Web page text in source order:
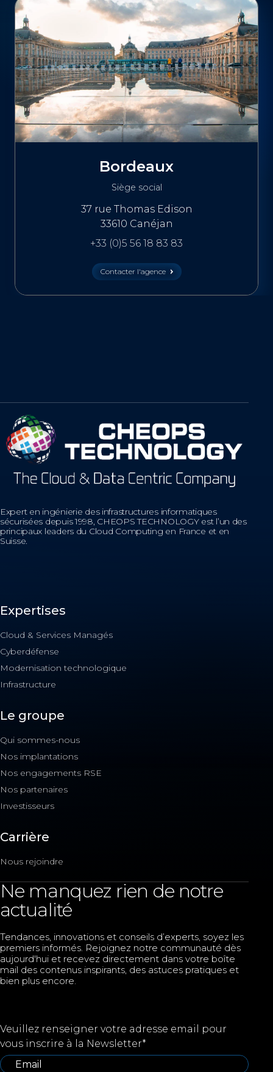
Bordeaux
Siège social
37 rue Thomas Edison
33610 Canéjan
+33 (0)5 56 18 83 83
Contacter l'agence
Expert en ingénierie des infrastructures informatiques
sécurisées depuis 1998, CHEOPS TECHNOLOGY est l’un des
principaux leaders du Cloud Computing en France et en
Suisse.
Expertises
Cloud & Services Managés
Cyberdéfense
Modernisation technologique
Infrastructure
Le groupe
Qui sommes-nous
Nos implantations
Nos engagements RSE
Nos partenaires
Investisseurs
Carrière
Nous rejoindre
Ne manquez rien de notre
actualité
Tendances, innovations et conseils d’experts, soyez les
premiers informés. Rejoignez notre communauté dès
aujourd'hui et recevez directement dans votre boîte
mail des contenus inspirants, des astuces pratiques et
bien plus encore.
Veuillez renseigner votre adresse email pour
vous inscrire à la Newsletter*